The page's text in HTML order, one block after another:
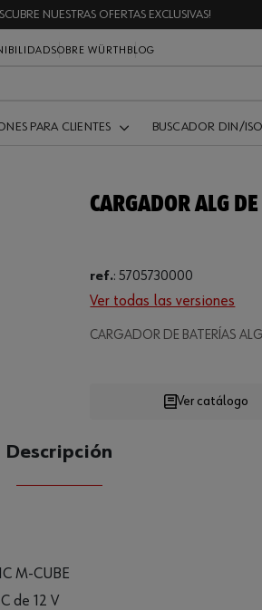
NUESTRAS OFERTAS EXCLUSIVAS!
SOBRE WÜRTH BLOG
PARA CLIENTES BUSCADOR DIN/ISO
CARGADOR ALG
ref.:5705730000
Ver todas las versiones
CARGADOR DE BATERÍAS
Loading...
CANTIDAD
Ver catálogo
Descripción
M-CUBE
de 12 V